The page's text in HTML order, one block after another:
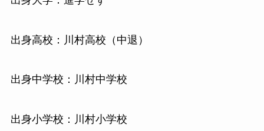
出身高校：川村高校（中退）
出身中学校：川村中学校
出身小学校：川村小学校